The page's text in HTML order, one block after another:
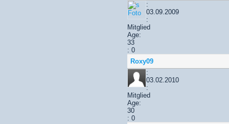
:
03.09.2009
:
Mitglied
Age:
33
: 0
Roxy09
:
03.02.2010
:
Mitglied
Age:
30
: 0